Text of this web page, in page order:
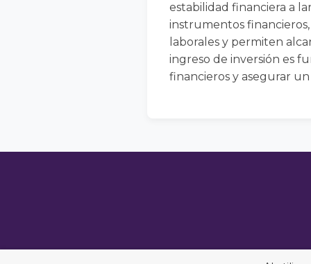
estabilidad financiera a
instrumentos
laborales y permiten
ingreso de inversión es
financieros y asegurar